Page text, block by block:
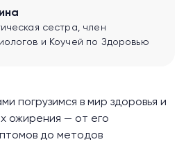
сестра, член
и Коучей по Здоровью
погрузимся в мир здоровья и
ожирения — от его
до методов